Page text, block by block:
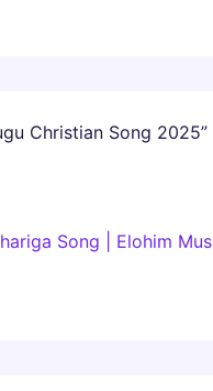
Christian Song 2025”
Song | Elohim